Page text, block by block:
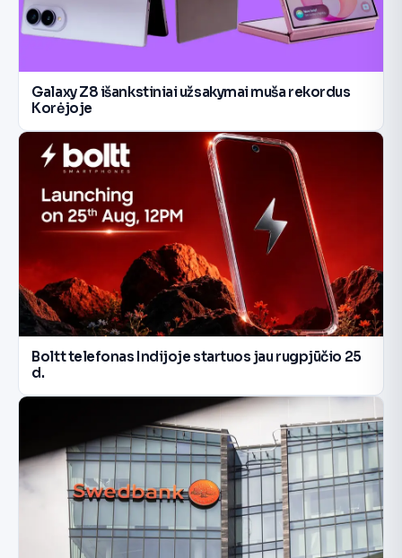
Galaxy Z8 išankstiniai užsakymai muša rekordus
Korėjoje
Boltt telefonas Indijoje startuos jau rugpjūčio 25
d.